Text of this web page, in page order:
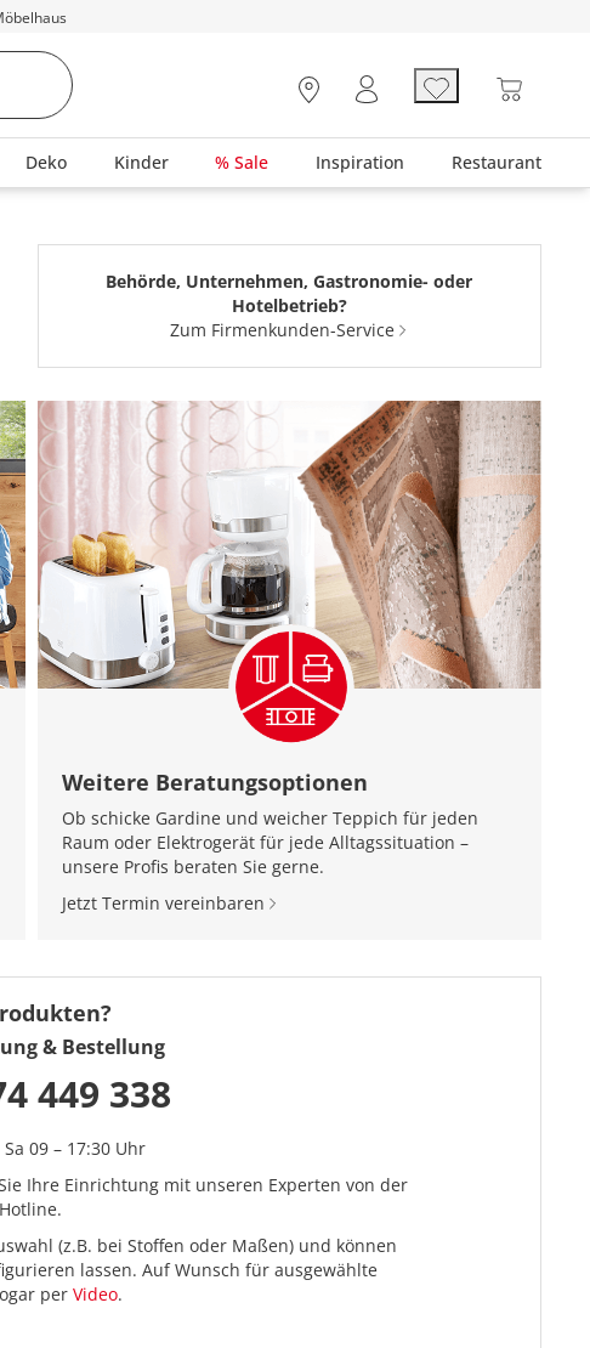
Deko Kinder % Sale Inspiration Restaurant
Behörde, Unternehmen, Gastronomie- oder
Hotelbetrieb?
Zum Firmenkunden-Service
Weitere Beratungsoptionen
Ob schicke Gardine und weicher Teppich für jeden
Raum oder Elektrogerät für jede Alltagssituation –
unsere Profis beraten Sie gerne.
Jetzt Termin vereinbaren
& Bestellung
449 338
Sa 09 – 17:30 Uhr
Ihre Einrichtung mit unseren Experten von der
(z.B. bei Stoffen oder Maßen) und können
lassen. Auf Wunsch für ausgewählte
per Video.